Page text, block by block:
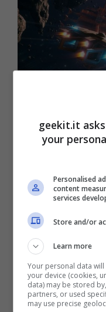
Per aiutare la
durante le
ROCKFISH
chiavi di pre-
sostenitori di
impegnati su
superiori.
Questa notizia è
una prima
pesanti Gunship
nuovissimo
geekit.it
your
Personalised
content
services
Store and/or
Learn more
Your personal data
your device (cookies,
data) may be stored
partners, or used
may use precise